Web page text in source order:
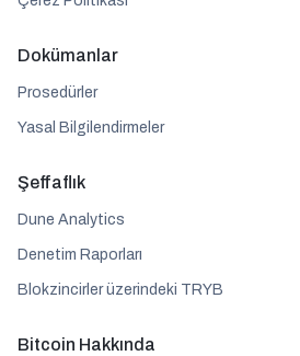
Dokümanlar
Prosedürler
Yasal Bilgilendirmeler
Şeffaflık
Dune Analytics
Denetim Raporları
Blokzincirler üzerindeki TRYB
Bitcoin Hakkında